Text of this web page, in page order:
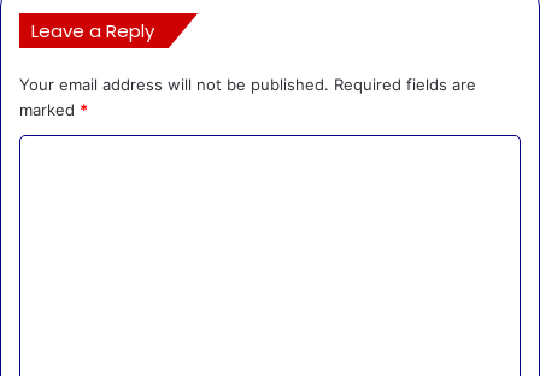
Leave a Reply
Your email address will not be published. Required fields are
marked *